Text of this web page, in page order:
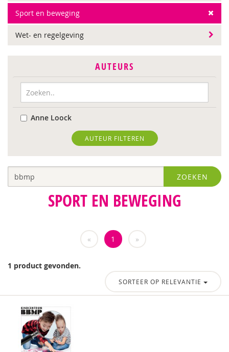
Sport en beweging
Wet- en regelgeving
AUTEURS
Anne Loock
AUTEUR FILTEREN
ZOEKEN
SPORT EN BEWEGING
« 1 »
1 product gevonden.
SORTEER OP RELEVANTIE